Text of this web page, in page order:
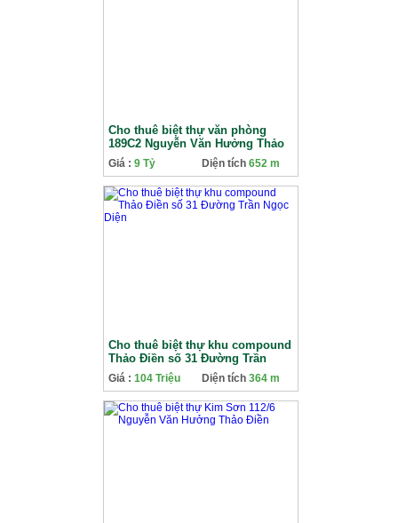
Cho thuê biệt thự văn phòng
189C2 Nguyễn Văn Hưởng Thảo
Điền
Giá : 9 Tỷ Diện tích 652 m
Cho thuê biệt thự khu compound
Thảo Điền số 31 Đường Trần
Ngọc Diện
Giá : 104 Triệu Diện tích 364 m